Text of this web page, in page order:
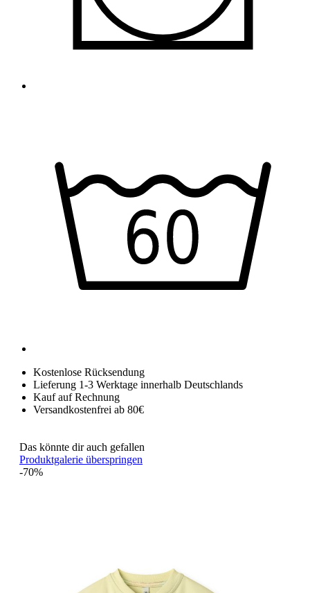
Kostenlose Rücksendung
Lieferung 1-3 Werktage innerhalb Deutschlands
Kauf auf Rechnung
Versandkostenfrei ab 80€
Das könnte dir auch gefallen
Produktgalerie überspringen
-70%